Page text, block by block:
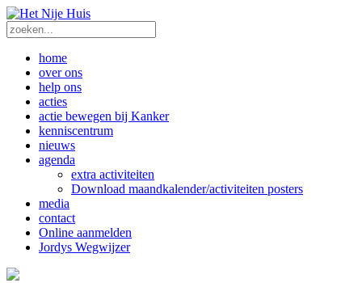
home
over ons
help ons
acties
actie bewegen bij Kanker
kenniscentrum
nieuws
agenda
extra activiteiten
Download maandkalender/activiteiten posters
media
contact
Online aanmelden
Jordys Wegwijzer